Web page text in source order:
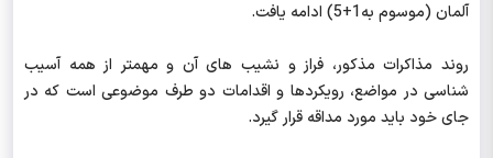
آلمان (موسوم به1+5) ادامه یافت.
روند مذاکرات مذکور، فراز و نشیب های آن و مهمتر از همه آسیب
شناسی در مواضع، رویکردها و اقدامات دو طرف موضوعی است که در
جای خود باید مورد مداقه قرار گیرد.